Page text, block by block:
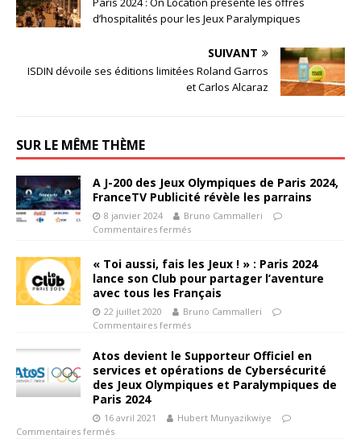
d’hospitalités pour les Jeux Paralympiques
SUIVANT
ISDIN dévoile ses éditions limitées Roland Garros
et Carlos Alcaraz
SUR LE MÊME THÈME
A J-200 des Jeux Olympiques de Paris 2024,
FranceTV Publicité révèle les parrains
8 janvier 2024
Bruno Cammalleri
Commentaires fermés
« Toi aussi, fais les Jeux ! » : Paris 2024
lance son Club pour partager l’aventure
avec tous les Français
22 juillet 2020
Bruno Cammalleri
Commentaires fermés
Atos devient le Supporteur Officiel en
services et opérations de Cybersécurité
des Jeux Olympiques et Paralympiques de
Paris 2024
16 avril 2021
Hubert Munyazikwiye
Commentaires fermés